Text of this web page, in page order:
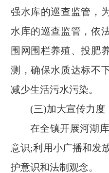
强水库的巡查监管，
水库的巡查监管，依
围网围栏养殖、投肥
测，确保水质达标不
减少生活污水污染。
(三)加大宣传力度
在全镇开展河湖
意识;利用小广播和发
护意识和法制观念。